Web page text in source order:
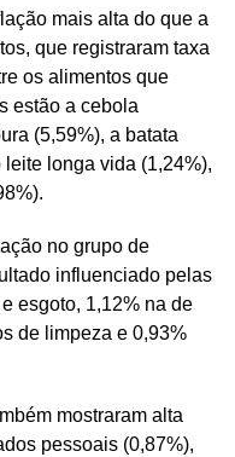
mais alta do que a
que registraram taxa
os alimentos que
estão a cebola
(5,59%), a batata
longa vida (1,24%),
no grupo de
influenciado pelas
esgoto, 1,12% na de
de limpeza e 0,93%
mostraram alta
pessoais (0,87%),